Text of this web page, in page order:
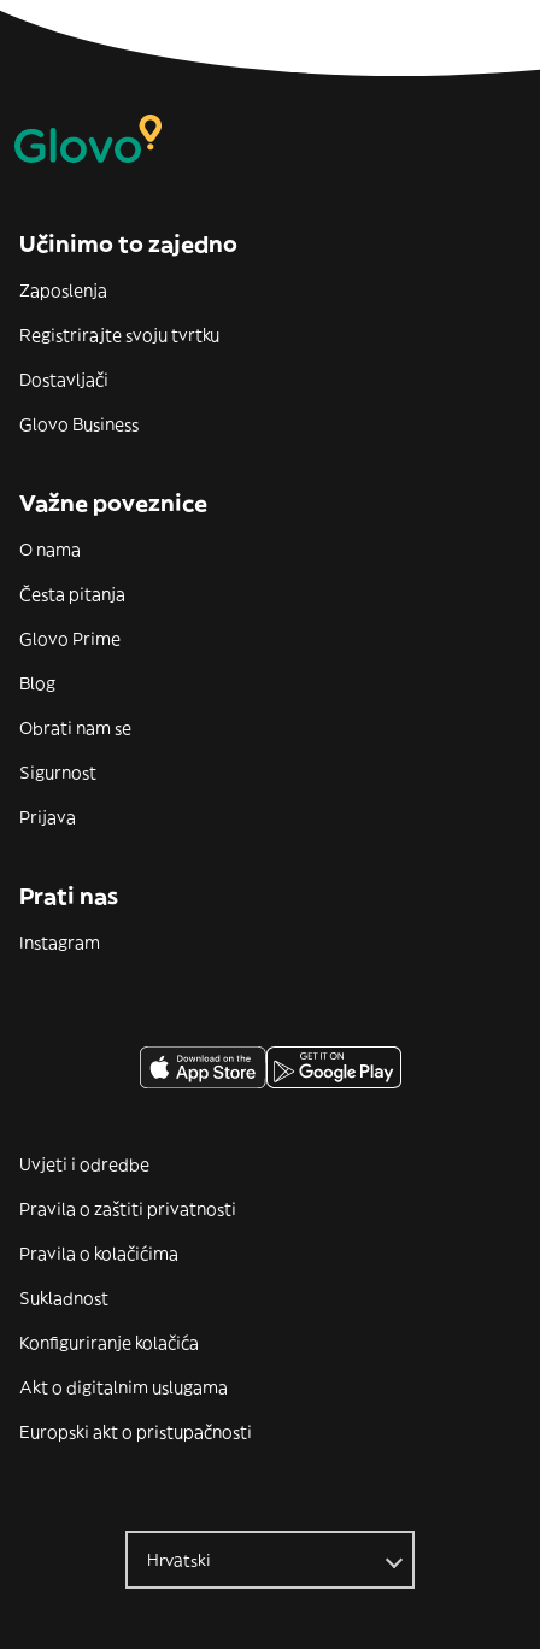
Učinimo to zajedno
Zaposlenja
Registrirajte svoju tvrtku
Dostavljači
Glovo Business
Važne poveznice
O nama
Česta pitanja
Glovo Prime
Blog
Obrati nam se
Sigurnost
Prijava
Prati nas
Instagram
Uvjeti i odredbe
Pravila o zaštiti privatnosti
Pravila o kolačićima
Sukladnost
Konfiguriranje kolačića
Akt o digitalnim uslugama
Europski akt o pristupačnosti